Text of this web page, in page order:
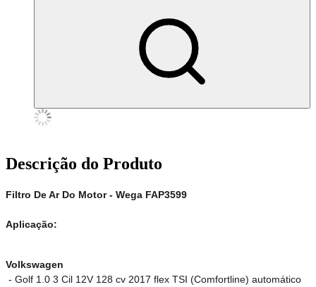
Descrição do Produto
Filtro De Ar Do Motor - Wega FAP3599
Aplicação:
Volkswagen
- Golf 1.0 3 Cil 12V 128 cv 2017 flex TSI (Comfortline) automático